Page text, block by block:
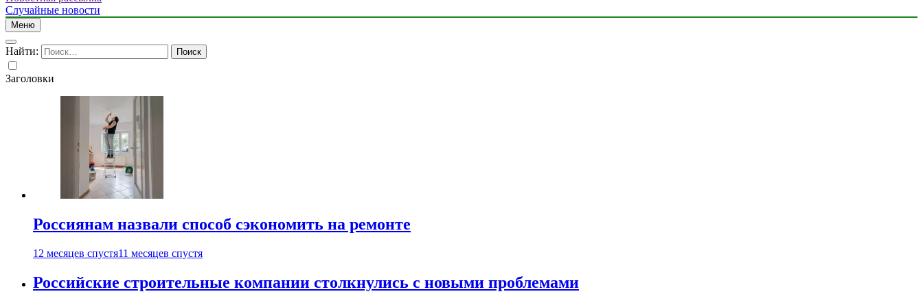
Случайные новости
Меню
Найти:
Заголовки
Россиянам назвали способ сэкономить на ремонте
12 месяцев спустя11 месяцев спустя
Российские строительные компании столкнулись с новыми проблемами